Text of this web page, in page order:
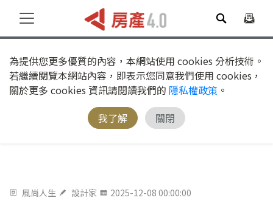
為提供您更多優質的內容，本網站使用 cookies 分析技術。
若繼續閱覽本網站內容，即表示您同意我們使用 cookies，
關於更多 cookies 資訊請閱讀我們的 隱私權政策 。
我了解
關閉
風尚人生 設計家 2025-12-08 00:00:00